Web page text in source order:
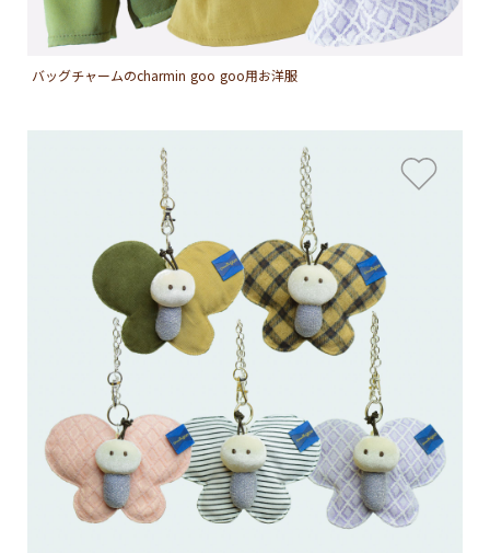
バッグチャームのcharmin goo goo用お洋服